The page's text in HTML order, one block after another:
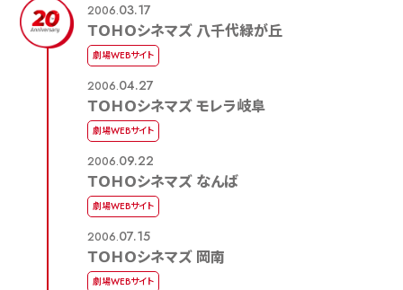
2006.03.17
ＴＯＨＯシネマズ 八千代緑が丘
劇場WEBサイト
2006.04.27
ＴＯＨＯシネマズ モレラ岐阜
劇場WEBサイト
2006.09.22
ＴＯＨＯシネマズ なんば
劇場WEBサイト
2006.07.15
ＴＯＨＯシネマズ 岡南
劇場WEBサイト